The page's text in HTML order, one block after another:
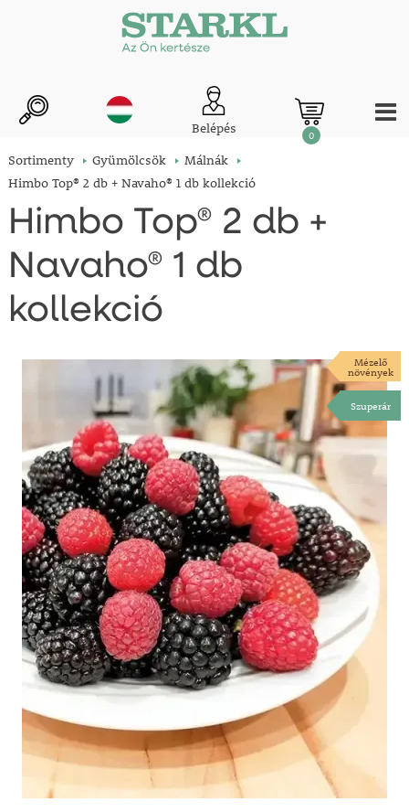
Belépés 0
Sortimenty Gyümölcsök
Málnák
Himbo Top® 2 db + Navaho® 1 db kollekció
Himbo Top® 2 db +
Navaho® 1 db
kollekció
Mézelő
növények
Szuperár